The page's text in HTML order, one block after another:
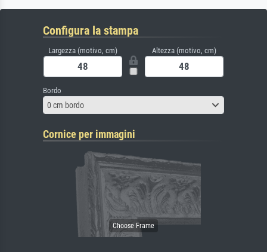
Configura la stampa
Largezza (motivo, cm) Altezza (motivo, cm)
Bordo
0 cm bordo
Cornice per immagini